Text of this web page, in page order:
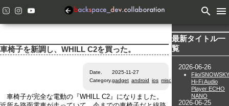
search menu
車椅子を新調し、WHILL C2を買った。
Date.
2025-11-27
Category.gadget android ios misc
車椅子が完全な電動の『WHILL C2』になりました。
最新タイトル一
覧
2026-06-26
Fiio/SNOWSKY
Hi-Fi Audio
Player ECHO
NANO
2026-06-25